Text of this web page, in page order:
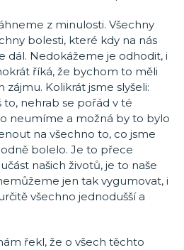
z minulosti. Všechny
bolesti, které kdy na nás
dál. Nedokážeme je odhodit, i
říká, že bychom to měli
zájmu. Kolikrát jsme slyšeli:
to, nehrab se pořád v té
neumíme a možná by to bylo
na všechno to, co jsme
bolelo. Je to přece
našich životů, je to naše
jen tak vygumovat, i
všechno jednodušší a
řekl, že o všech těchto